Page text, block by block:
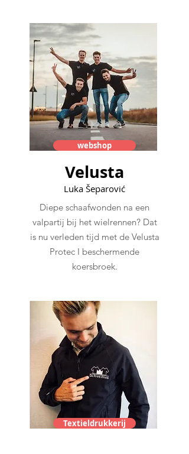
webshop
Velusta
Luka Šeparović
Diepe schaafwonden na een
valpartij bij het wielrennen? Dat
is nu verleden tijd met de Velusta
Protec I beschermende
koersbroek.
Textieldrukkerij